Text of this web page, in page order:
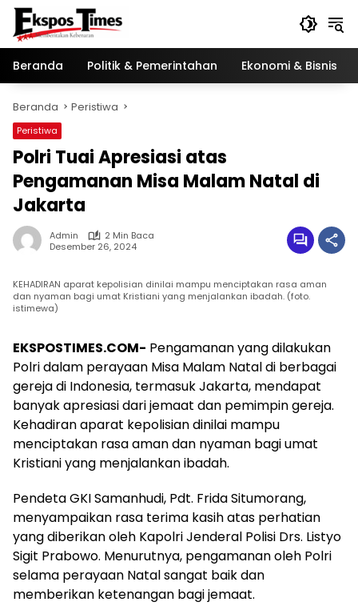
Langsung
konten
Beranda
Politik & Pemerintahan Ekonomi & Bisnis
Beranda Peristiwa
Peristiwa
Polri Tuai Apresiasi atas
Pengamanan Misa Malam Natal di
Jakarta
Admin
2 Min Baca
Desember 26, 2024
KEHADIRAN aparat kepolisian dinilai mampu menciptakan rasa aman
dan nyaman bagi umat Kristiani yang menjalankan ibadah. (foto.
istimewa)
EKSPOSTIMES.COM- Pengamanan yang dilakukan
Polri dalam perayaan Misa Malam Natal di berbagai
gereja di Indonesia, termasuk Jakarta, mendapat
banyak apresiasi dari jemaat dan pemimpin gereja.
Kehadiran aparat kepolisian dinilai mampu
menciptakan rasa aman dan nyaman bagi umat
Kristiani yang menjalankan ibadah.
Pendeta GKI Samanhudi, Pdt. Frida Situmorang,
menyampaikan rasa terima kasih atas perhatian
yang diberikan oleh Kapolri Jenderal Polisi Drs. Listyo
Sigit Prabowo. Menurutnya, pengamanan oleh Polri
selama perayaan Natal sangat baik dan
memberikan ketenangan bagi jemaat.